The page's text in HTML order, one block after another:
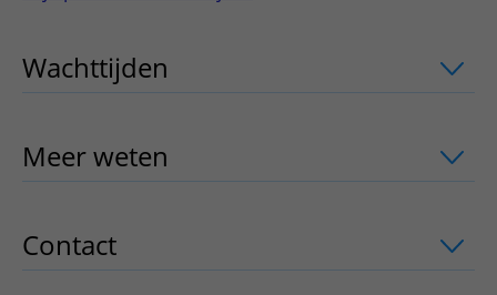
Het Wilhelmina Kinderziekenhuis
Wachttijden uitklapper, klik om te
Meer weten uitklapper, klik om te
Contact uitklapper, klik om te openen